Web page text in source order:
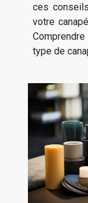
ces
votre
type de